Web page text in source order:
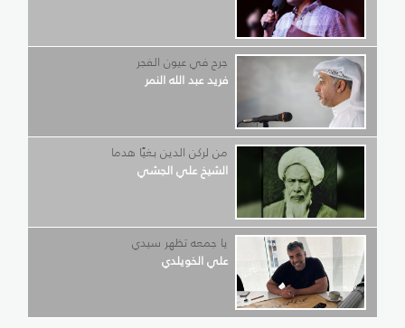
جرح في عيون الفجر
فريد عبد الله النمر
من لركن الدين بغيًا هدما
الشيخ علي الجشي
يا جمعه تظهر سيدي
علي الخويلدي